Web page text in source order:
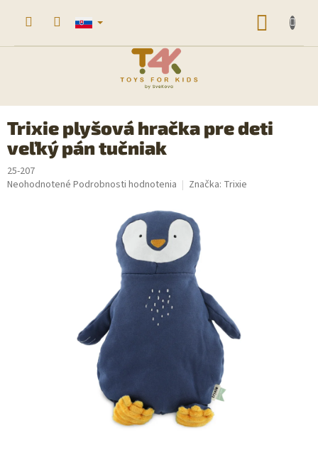
Trixie plyšová hračka pre deti
veľký pán tučniak
25-207
Priemerné
Neohodnotené Podrobnosti hodnotenia Značka: Trixie